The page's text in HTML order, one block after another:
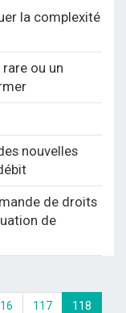
la complexité
ou un
nouvelles
de droits
de
117 118